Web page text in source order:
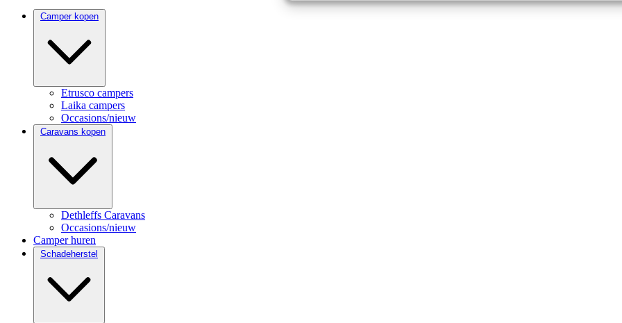
Camper kopen
Etrusco campers
Laika campers
Occasions/nieuw
Caravans kopen
Dethleffs Caravans
Occasions/nieuw
Camper huren
Schadeherstel